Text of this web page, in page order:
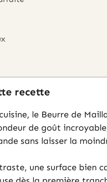
recette
le Beurre de
de goût
sans laisser la
une surface bien